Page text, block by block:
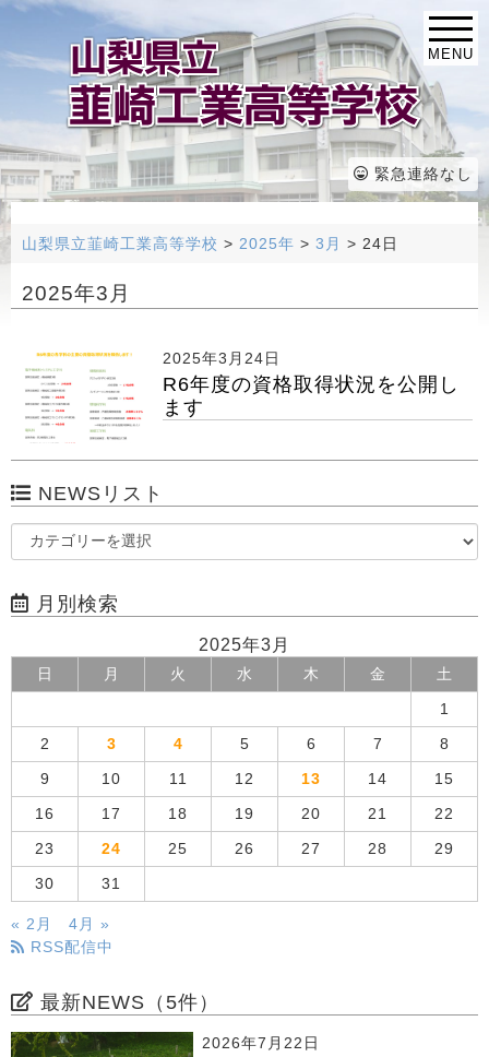
MENU
緊急連絡なし
山梨県立韮崎工業高等学校 > 2025年 > 3月 > 24日
2025年3月
2025年3月24日
R6年度の資格取得状況を公開し
ます
NEWSリスト
月別検索
2025年3月
日 月 火 水 木 金 土
1
2 3 4 5 6 7 8
9 10 11 12 13 14 15
16 17 18 19 20 21 22
23 24 25 26 27 28 29
30 31
« 2月
4月 »
RSS配信中
最新NEWS（5件）
2026年7月22日